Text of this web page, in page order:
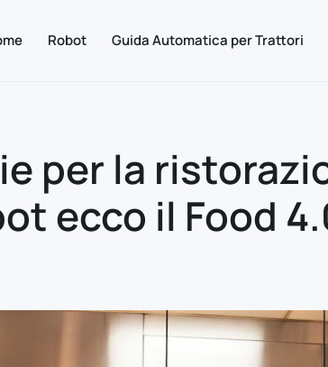
Robot Guida Automatica per Trattori
per la
ecco il Food